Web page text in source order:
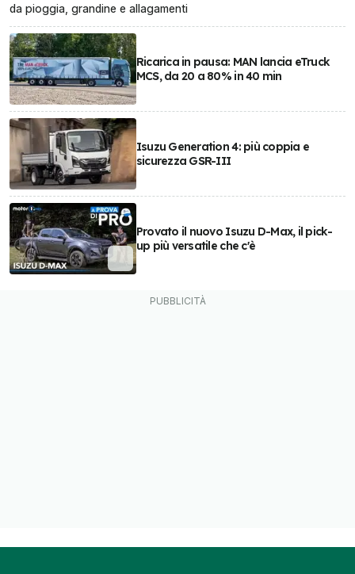
da pioggia, grandine e allagamenti
Ricarica in pausa: MAN lancia eTruck
MCS, da 20 a 80% in 40 min
Isuzu Generation 4: più coppia e
sicurezza GSR-III
Provato il nuovo Isuzu D-Max, il pick-
up più versatile che c'è